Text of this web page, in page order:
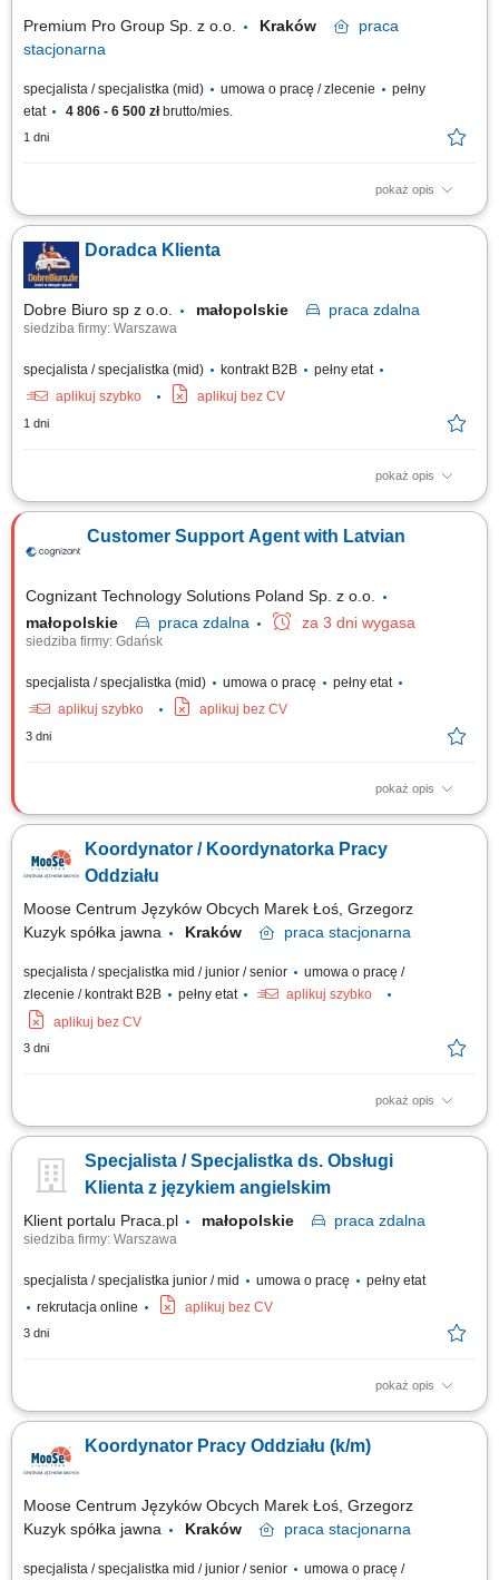
Premium Pro Group Sp. z o.o. Kraków
praca
stacjonarna
specjalista / specjalistka (mid) umowa o pracę / zlecenie
pełny
etat
4 806 - 6 500 złbrutto/mies.
1 dni
pokaż opis
Opis stanowiska Poszukiwani Handlowcy; Firma z sektora chemii
Wymagania: Kandydat otwarty na rozmowy telefoniczne na różne tematy;
Osoba ceniąca kontakt z ludźmi i łatwo nawiązująca nowe relacje;
Doradca Klienta
Dobre Biuro sp z o.o. małopolskie praca zdalna
siedziba firmy: Warszawa
specjalista / specjalistka (mid) kontrakt B2B
pełny etat
aplikuj szybko
aplikuj bez CV
1 dni
pokaż opis
Twój zakres obowiązków: Telefoniczna obsługa klientów polskich;
nami na rozmowy przez naszą stronę www; zawieranie umów z klientami
na realizację naszych usług; nadzorowanie płatności; zbieranie
Customer Support Agent with Latvian
Cognizant Technology Solutions Poland Sp. z o.o.
małopolskie
praca zdalna za 3 dni wygasa
siedziba firmy: Gdańsk
specjalista / specjalistka (mid) umowa o pracę
pełny etat
aplikuj szybko
aplikuj bez CV
3 dni
pokaż opis
What we do We are dedicated to helping the world's leading companies
digital. Cognizant Poland offices are located in Gdańsk, Wrocław, and
Kraków. With the capacity to support various clients, we offer a world of...
Koordynator / Koordynatorka Pracy
Oddziału
Moose Centrum Języków Obcych Marek Łoś, Grzegorz
Kuzyk spółka jawna
Kraków praca stacjonarna
specjalista / specjalistka mid / junior / senior
umowa o pracę /
zlecenie / kontrakt B2B
pełny etat
aplikuj szybko
aplikuj bez CV
3 dni
pokaż opis
Opis stanowiska: Organizowanie i koordynowanie bieżącej pracy
administracyjnych. Dbanie o sprawny przepływ informacji oraz
prawidłową organizację pracy. Współpraca z zespołem oraz dbanie o
Specjalista / Specjalistka ds. Obsługi
Klienta z językiem angielskim
Klient portalu Praca.pl małopolskie praca zdalna
siedziba firmy: Warszawa
specjalista / specjalistka junior / mid umowa o pracę
pełny etat
rekrutacja online
aplikuj bez CV
3 dni
pokaż opis
zapewnianie profesjonalnej obsługi klienta w języku angielskim
użytkowników; odpowiadanie na pytania klientów i pomoc w
rozwiązywaniu bieżących problemów; diagnozowanie podstawowych
Koordynator Pracy Oddziału (k/m)
Moose Centrum Języków Obcych Marek Łoś, Grzegorz
Kuzyk spółka jawna
Kraków praca stacjonarna
specjalista / specjalistka mid / junior / senior umowa o pracę /